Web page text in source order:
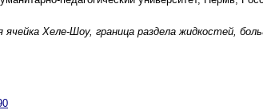
ячейка Хеле-Шоу, граница раздела жидкостей,